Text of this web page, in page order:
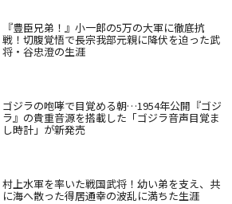
『豊臣兄弟！』小一郎の5万の大軍に徹底抗
戦！切腹覚悟で長宗我部元親に降伏を迫った武
将・谷忠澄の生涯
ゴジラの咆哮で目覚める朝…1954年公開『ゴジ
ラ』の貴重音源を搭載した「ゴジラ音声目覚ま
し時計」が新発売
村上水軍を率いた戦国武将！幼い弟を支え、共
に海へ散った得居通幸の波乱に満ちた生涯